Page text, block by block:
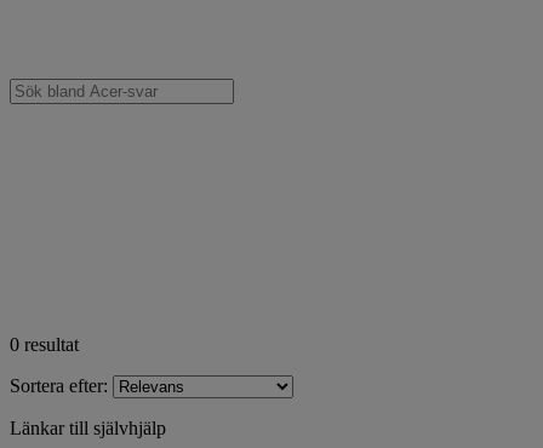
0 resultat
Sortera efter:
Länkar till självhjälp